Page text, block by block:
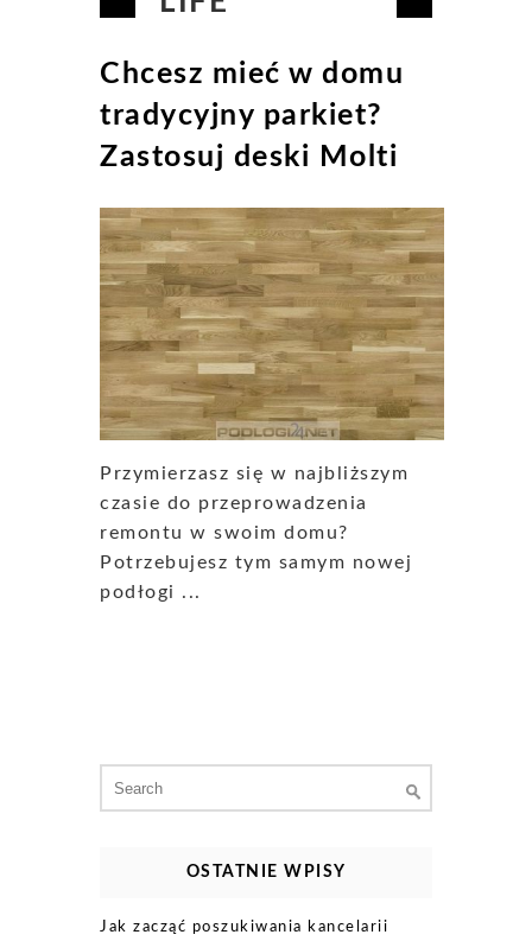
Chcesz mieć w domu
tradycyjny parkiet?
Zastosuj deski Molti
Przymierzasz się w najbliższym
czasie do przeprowadzenia
remontu w swoim domu?
Potrzebujesz tym samym nowej
podłogi ...
for:
OSTATNIE WPISY
Jak zacząć poszukiwania kancelarii